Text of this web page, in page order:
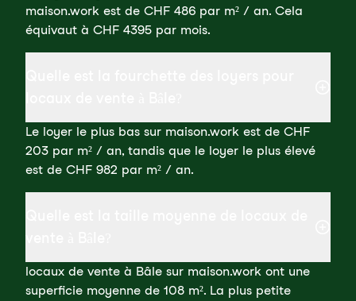
maison.work est de CHF 486 par m² / an. Cela
équivaut à CHF 4395 par mois.
Le loyer le plus bas sur maison.work est de CHF
203 par m² / an, tandis que le loyer le plus élevé
est de CHF 982 par m² / an.
locaux de vente à Bâle sur maison.work ont une
superficie moyenne de 108 m². La plus petite